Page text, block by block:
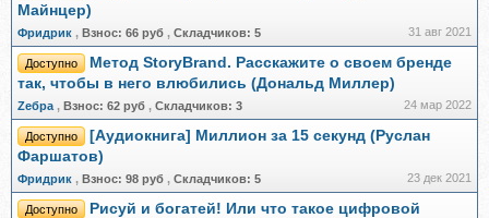
Майнцер)
Фридрик , Взнос: 66 руб , Складчиков: 5 31 авг 2021
Доступно
Метод StoryBrand. Расскажите о своем бренде
так, чтобы в него влюбились (Дональд Миллер)
Zебра , Взнос: 62 руб , Складчиков: 3 24 мар 2022
Доступно
[Аудиокнига] Миллион за 15 секунд (Руслан
Фаршатов)
Фридрик , Взнос: 98 руб , Складчиков: 5 23 дек 2021
Доступно
Рисуй и богатей! Или что такое цифровой